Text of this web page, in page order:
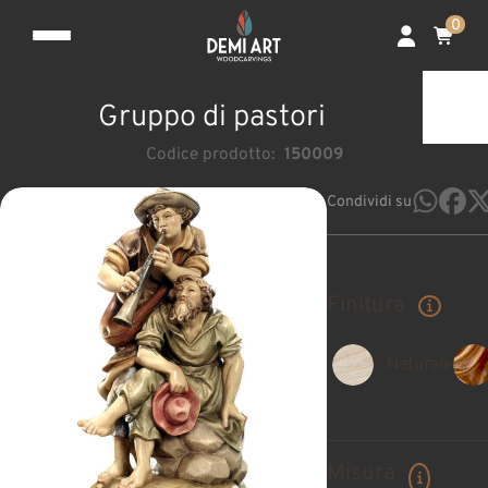
0
Gruppo di pastori
Codice prodotto: 150009
Condividi su